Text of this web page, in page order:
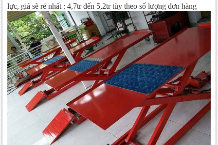
lực, giá sẽ rẻ nhất : 4,7tr đến 5,2tr tùy theo số lượng đơn hàng